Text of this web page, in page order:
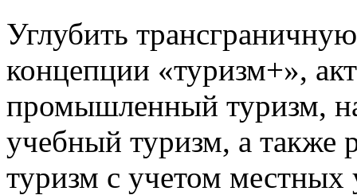
Углубить
концепции «туризм+»,
промышленный туризм,
учебный туризм, а также
туризм с учетом местных